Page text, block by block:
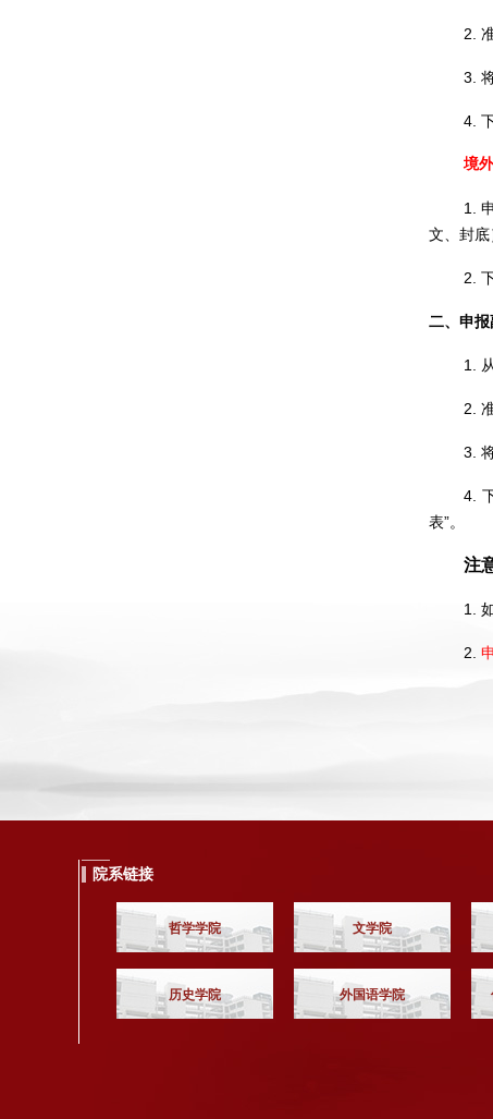
2.
3.
4.
境
1.
文、封
2.
二、申报
1.
2.
3.
4.
表”。
注
1.
2.
院系链接
哲学学院 文学院
历史学院 外国语学院